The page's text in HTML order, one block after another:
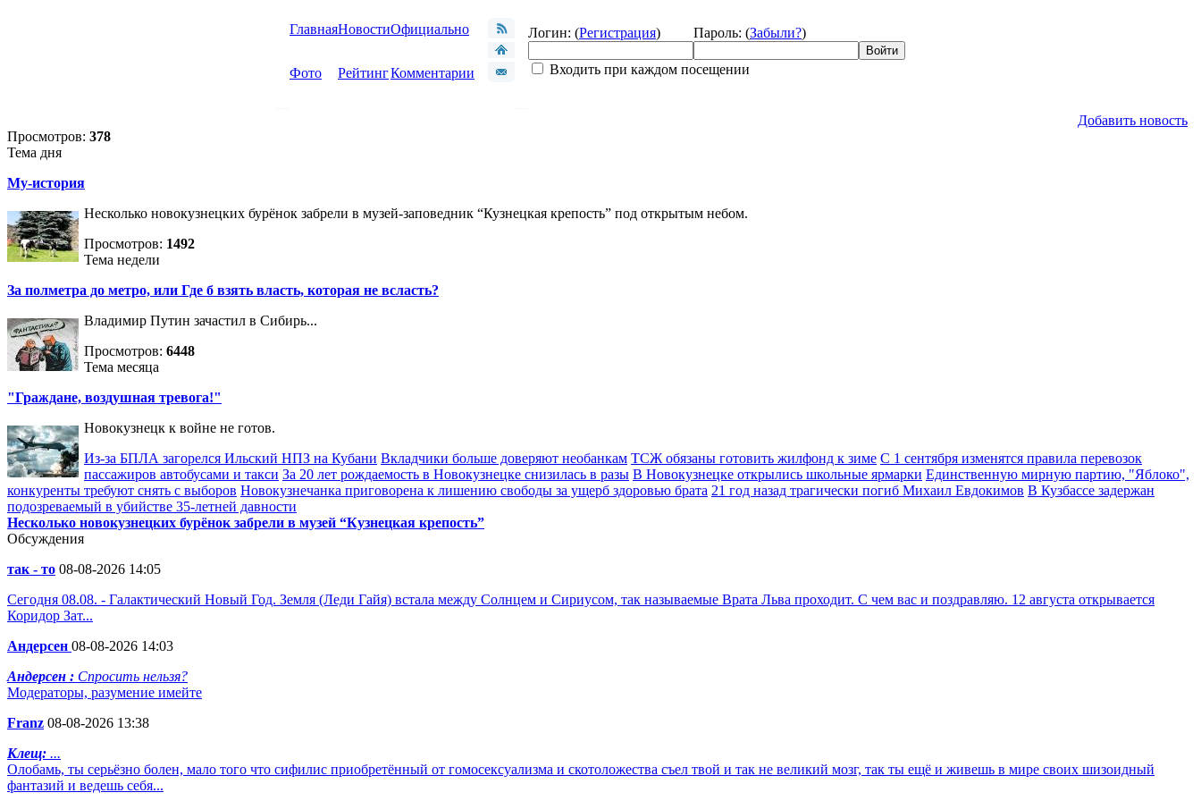
ГлавнаяНовостиОфициально
Фото РейтингКомментарии
Логин: (Регистрация) Пароль: (Забыли?)
Входить при каждом посещении
Добавить новость
Просмотров: 378
Тема дня
Му-история
Несколько новокузнецких бурёнок забрели в музей-заповедник “Кузнецкая крепость” под открытым небом.
Просмотров: 1492
Тема недели
За полметра до метро, или Где б взять власть, которая не всласть?
Владимир Путин зачастил в Сибирь...
Просмотров: 6448
Тема месяца
"Граждане, воздушная тревога!"
Новокузнецк к войне не готов.
Из-за БПЛА загорелся Ильский НПЗ на Кубани Вкладчики больше доверяют необанкам ТСЖ обязаны готовить жилфонд к зиме С 1 сентября изменятся правила перевозок
пассажиров автобусами и такси За 20 лет рождаемость в Новокузнецке снизилась в разы В Новокузнецке открылись школьные ярмарки Единственную мирную партию, "Яблоко",
конкуренты требуют снять с выборов Новокузнечанка приговорена к лишению свободы за ущерб здоровью брата 21 год назад трагически погиб Михаил Евдокимов В Кузбассе задержан
подозреваемый в убийстве 35-летней давности
Несколько новокузнецких бурёнок забрели в музей “Кузнецкая крепость”
Обсуждения
так - то 08-08-2026 14:05
Сегодня 08.08. - Галактический Новый Год. Земля (Леди Гайя) встала между Солнцем и Сириусом, так называемые Врата Льва проходит. С чем вас и поздравляю. 12 августа открывается
Коридор Зат...
Андерсен 08-08-2026 14:03
Андерсен : Спросить нельзя?
Модераторы, разумение имейте
Franz 08-08-2026 13:38
Клещ: ...
Олобамь, ты серьёзно болен, мало того что сифилис приобретённый от гомосексуализма и скотоложества съел твой и так не великий мозг, так ты ещё и живешь в мире своих шизоидный
фантазий и ведешь себя...